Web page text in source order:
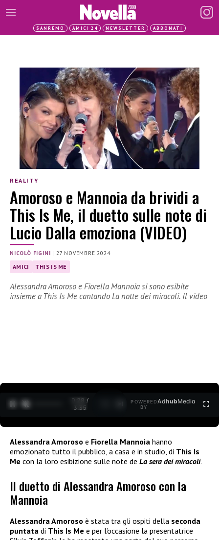
SANREMO AMICI 24 NEWSLETTER ABBONATI
REALITY
Amoroso e Mannoia da brividi a
This Is Me, il duetto sulle note di
Lucio Dalla emoziona (VIDEO)
NICOLÒ FIGINI | 27 NOVEMBRE 2024
AMICI THIS IS ME
Alessandra Amoroso e Fiorella Mannoia si sono esibite
insieme a This Is Me cantando La notte dei miracoli. Il video
0:29 /
3:35
POWERED
BY
AdhubMedia
Alessandra Amoroso e Fiorella Mannoia hanno
emozionato tutto il pubblico, a casa e in studio, di This Is
Me con la loro esibizione sulle note de La sera dei miracoli.
Il duetto di Alessandra Amoroso con la
Mannoia
Alessandra Amoroso è stata tra gli ospiti della seconda
puntata di This Is Me e per l’occasione la presentatrice